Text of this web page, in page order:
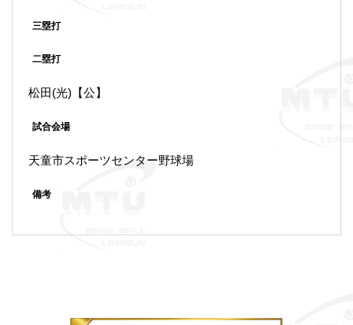
三塁打
二塁打
松田(光)【公】
試合会場
天童市スポーツセンター野球場
備考